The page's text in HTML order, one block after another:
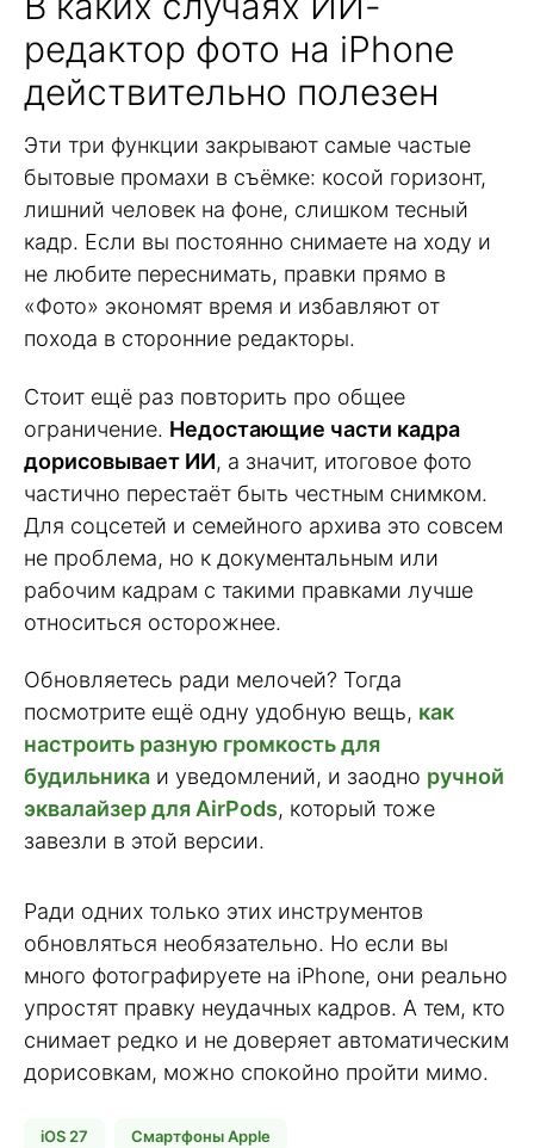
редактор фото на iPhone
действительно полезен
Эти три функции закрывают самые частые
бытовые промахи в съёмке: косой горизонт,
лишний человек на фоне, слишком тесный
кадр. Если вы постоянно снимаете на ходу и
не любите переснимать, правки прямо в
«Фото» экономят время и избавляют от
похода в сторонние редакторы.
Стоит ещё раз повторить про общее
ограничение. Недостающие части кадра
дорисовывает ИИ, а значит, итоговое фото
частично перестаёт быть честным снимком.
Для соцсетей и семейного архива это совсем
не проблема, но к документальным или
рабочим кадрам с такими правками лучше
относиться осторожнее.
Обновляетесь ради мелочей? Тогда
посмотрите ещё одну удобную вещь, как
настроить разную громкость для
будильника и уведомлений, и заодно ручной
эквалайзер для AirPods, который тоже
завезли в этой версии.
Ради одних только этих инструментов
обновляться необязательно. Но если вы
много фотографируете на iPhone, они реально
упростят правку неудачных кадров. А тем, кто
снимает редко и не доверяет автоматическим
дорисовкам, можно спокойно пройти мимо.
iOS 27 Смартфоны Apple